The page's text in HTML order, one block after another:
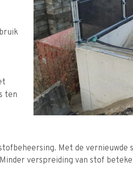
ten
Met de vernieuwde
verspreiding van stof